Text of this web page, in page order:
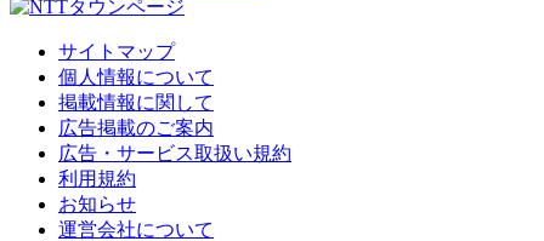
サイトマップ
個人情報について
掲載情報に関して
広告掲載のご案内
広告・サービス取扱い規約
利用規約
お知らせ
運営会社について